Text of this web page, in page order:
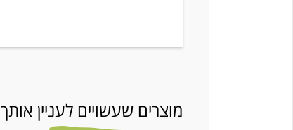
מוצרים שעשויים לעניין אותך